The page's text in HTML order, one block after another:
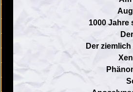
1000 Jahre
Der